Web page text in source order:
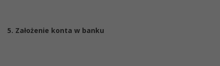
5. Założenie konta w banku